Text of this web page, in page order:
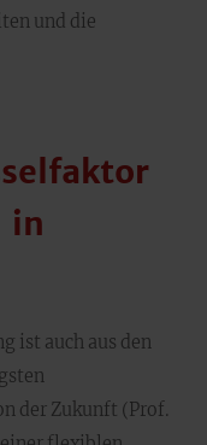
und die
in
ist auch aus den
der Zukunft (Prof.